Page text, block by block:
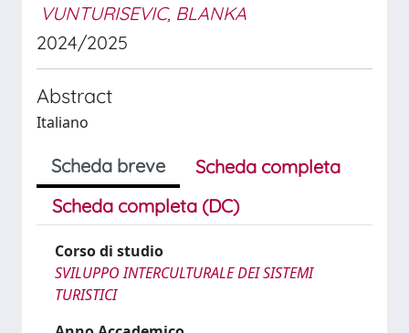
VUNTURISEVIC, BLANKA
2024/2025
Abstract
Italiano
Scheda breve
Scheda completa
Scheda completa (DC)
Corso di studio
SVILUPPO INTERCULTURALE DEI SISTEMI
TURISTICI